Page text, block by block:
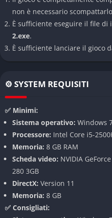
inedite e strategie di
Gestione e
Il cuore del gioco è la gestione
il tuo VacPack. La raccolta e la
Grafica e Atmosfera
Slime Rancher 2 si distingue
luce spettacolari e
sessioni di gioco brevi che per
dinamico aggiunge varietà e
Modalità di gioco
non è necessario
È sufficiente eseguire il file di
2.exe.
È sufficiente lanciare il gioco
⚙️ SYSTEM REQUISITI
✅ Minimi:
Sistema operativo: Windows
Processore: Intel Core i5-
Memoria: 8 GB RAM
Scheda video: NVIDIA
280 3GB
DirectX: Version 11
Memoria: 8 GB
✅ Consigliati: